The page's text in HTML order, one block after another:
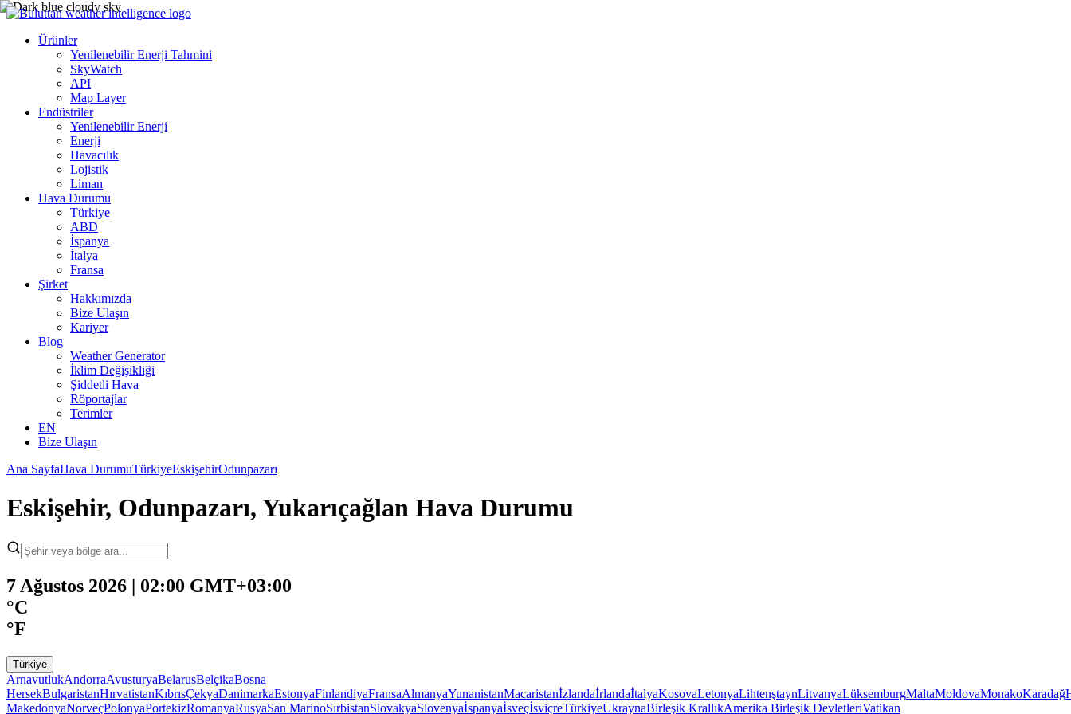
Ürünler
Yenilenebilir Enerji Tahmini
SkyWatch
API
Map Layer
Endüstriler
Yenilenebilir Enerji
Enerji
Havacılık
Lojistik
Liman
Hava Durumu
Türkiye
ABD
İspanya
İtalya
Fransa
Şirket
Hakkımızda
Bize Ulaşın
Kariyer
Blog
Weather Generator
İklim Değişikliği
Şiddetli Hava
Röportajlar
Terimler
EN
Bize Ulaşın
Ana SayfaHava DurumuTürkiyeEskişehirOdunpazarı
Eskişehir, Odunpazarı, Yukarıçağlan Hava Durumu
7 Ağustos 2026 | 02:00 GMT+03:00
°C
°F
Türkiye
ArnavutlukAndorraAvusturyaBelarusBelçikaBosna
HersekBulgaristanHırvatistanKıbrısÇekyaDanimarkaEstonyaFinlandiyaFransaAlmanyaYunanistanMacaristanİzlandaİrlandaİtalyaKosovaLetonyaLihtenştaynLitvanyaLüksemburgMaltaMoldovaMonakoKaradağ
MakedonyaNorveçPolonyaPortekizRomanyaRusyaSan MarinoSırbistanSlovakyaSlovenyaİspanyaİsveçİsviçreTürkiyeUkraynaBirleşik KrallıkAmerika Birleşik DevletleriVatikan